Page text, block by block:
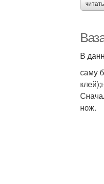
В
саму
нож.